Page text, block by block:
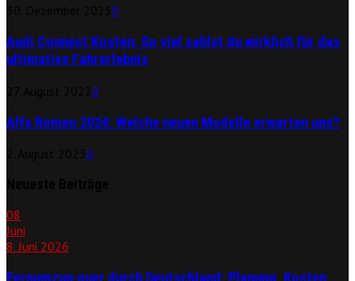
0
Audi Connect Kosten: So viel zahlst du wirklich für das
ultimative Fahrerlebnis
0
Alfa Romeo 2024: Welche neuen Modelle erwarten uns?
0
08
Juni
8. Juni 2026